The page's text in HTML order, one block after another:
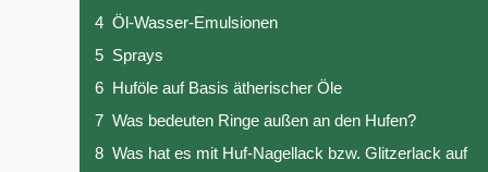
4 Öl-Wasser-Emulsionen
5 Sprays
6 Huföle auf Basis ätherischer Öle
7 Was bedeuten Ringe außen an den Hufen?
8 Was hat es mit Huf-Nagellack bzw. Glitzerlack auf